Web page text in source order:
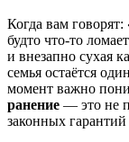
Когда вам говорят:
будто что-то
и внезапно сухая
семья остаётся
момент важно
ранение — это не
законных